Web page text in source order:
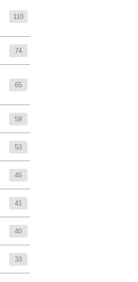
110
74
65
59
53
45
41
40
33